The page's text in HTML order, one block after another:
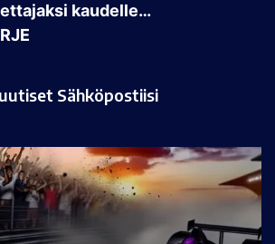
kaudelle…
Sähköpostiisi